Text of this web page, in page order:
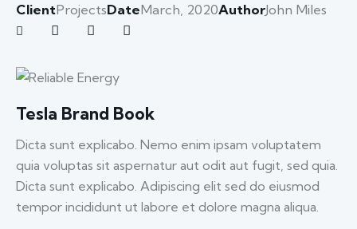
ClientProjectsDateMarch, 2020AuthorJohn Miles
Tesla Brand Book
Dicta sunt explicabo. Nemo enim ipsam voluptatem
quia voluptas sit aspernatur aut odit aut fugit, sed quia.
Dicta sunt explicabo. Adipiscing elit sed do eiusmod
tempor incididunt ut labore et dolore magna aliqua.